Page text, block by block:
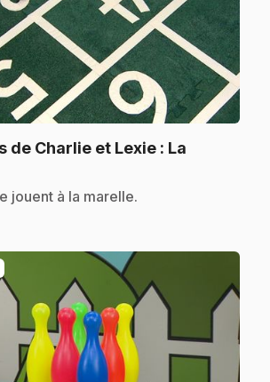
de Charlie et Lexie : La
jouent à la marelle.